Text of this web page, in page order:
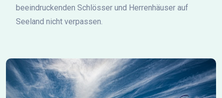
beeindruckenden Schlösser und Herrenhäuser auf
Seeland nicht verpassen.